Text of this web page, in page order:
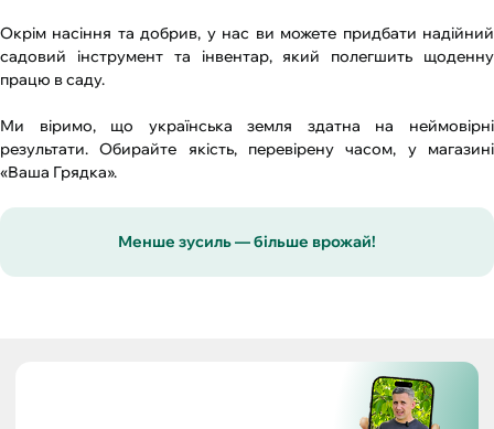
Окрім насіння та добрив, у нас ви можете придбати надійний
садовий інструмент та інвентар, який полегшить щоденну
працю в саду.
Ми віримо, що українська земля здатна на неймовірні
результати. Обирайте якість, перевірену часом, у магазині
«Ваша Грядка».
Менше зусиль — більше врожай!